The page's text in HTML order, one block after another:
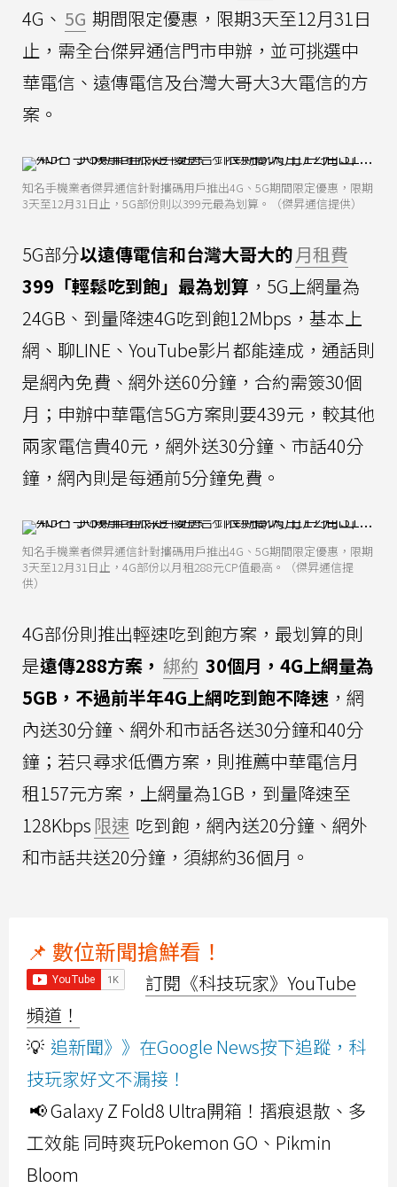
4G、 5G 期間限定優惠，限期3天至12月31日
止，需全台傑昇通信門市申辦，並可挑選中
華電信、遠傳電信及台灣大哥大3大電信的方
案。
知名手機業者傑昇通信針對攜碼用戶推出4G、5G期間限定優惠，限期
3天至12月31日止，5G部份則以399元最為划算。（傑昇通信提供）
5G部分以遠傳電信和台灣大哥大的月租費
399「輕鬆吃到飽」最為划算 ，5G上網量為
24GB、到量降速4G吃到飽12Mbps，基本上
網、聊LINE、YouTube影片都能達成，通話則
是網內免費、網外送60分鐘，合約需簽30個
月；申辦中華電信5G方案則要439元，較其他
兩家電信貴40元，網外送30分鐘、市話40分
鐘，網內則是每通前5分鐘免費。
知名手機業者傑昇通信針對攜碼用戶推出4G、5G期間限定優惠，限期
3天至12月31日止，4G部份以月租288元CP值最高。（傑昇通信提
供）
4G部份則推出輕速吃到飽方案，最划算的則
是遠傳288方案， 綁約 30個月，4G上網量為
5GB，不過前半年4G上網吃到飽不降速 ，網
內送30分鐘、網外和市話各送30分鐘和40分
鐘；若只尋求低價方案，則推薦中華電信月
租157元方案，上網量為1GB，到量降速至
128Kbps 限速 吃到飽，網內送20分鐘、網外
和市話共送20分鐘，須綁約36個月。
📌 數位新聞搶鮮看！
訂閱《科技玩家》YouTube
頻道！
💡 追新聞》》在Google News按下追蹤，科
技玩家好文不漏接！
📢 Galaxy Z Fold8 Ultra開箱！摺痕退散、多
工效能 同時爽玩Pokemon GO、Pikmin
Bloom